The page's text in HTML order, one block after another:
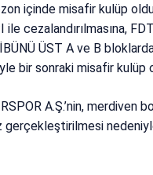
içinde misafir kulüp
cezalandırılmasına,
ÜST A ve B
bir sonraki misafir
A.Ş.’nin, merdiven
gerçekleştirilmesi